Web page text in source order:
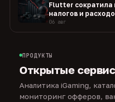
Flutter сократила
налогов и
06 авг
ПРОДУКТЫ
Открытые
Аналитика iGaming,
мониторинг офферов,